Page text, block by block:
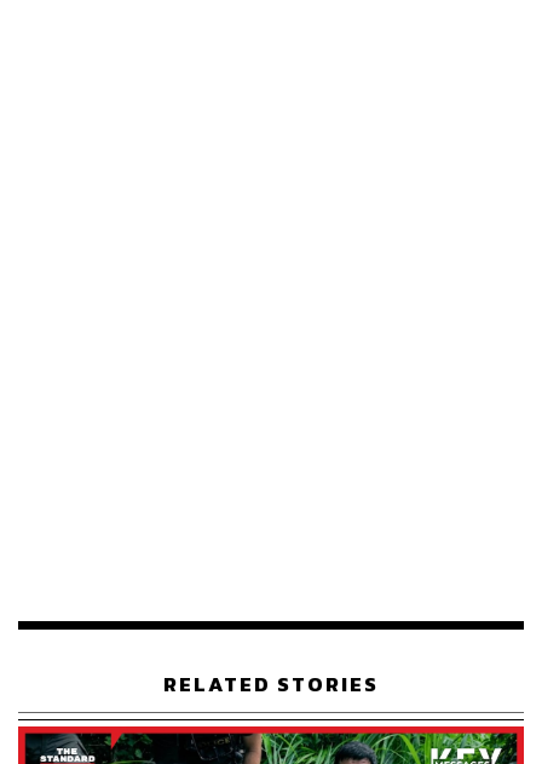
หนักมากและมีแรงเฉื่อยสูง จึงพุ่งชนเข้ากลางลำรถเมล์สาย
อัดจากการชนยังส่งผลกระทบไปชนรถจักรยานยนต์และ
รถยนต์คันอื่นๆ ที่อยู่ใกล้เคียงจนพังเสียหายไปด้วย
RELATED STORIES